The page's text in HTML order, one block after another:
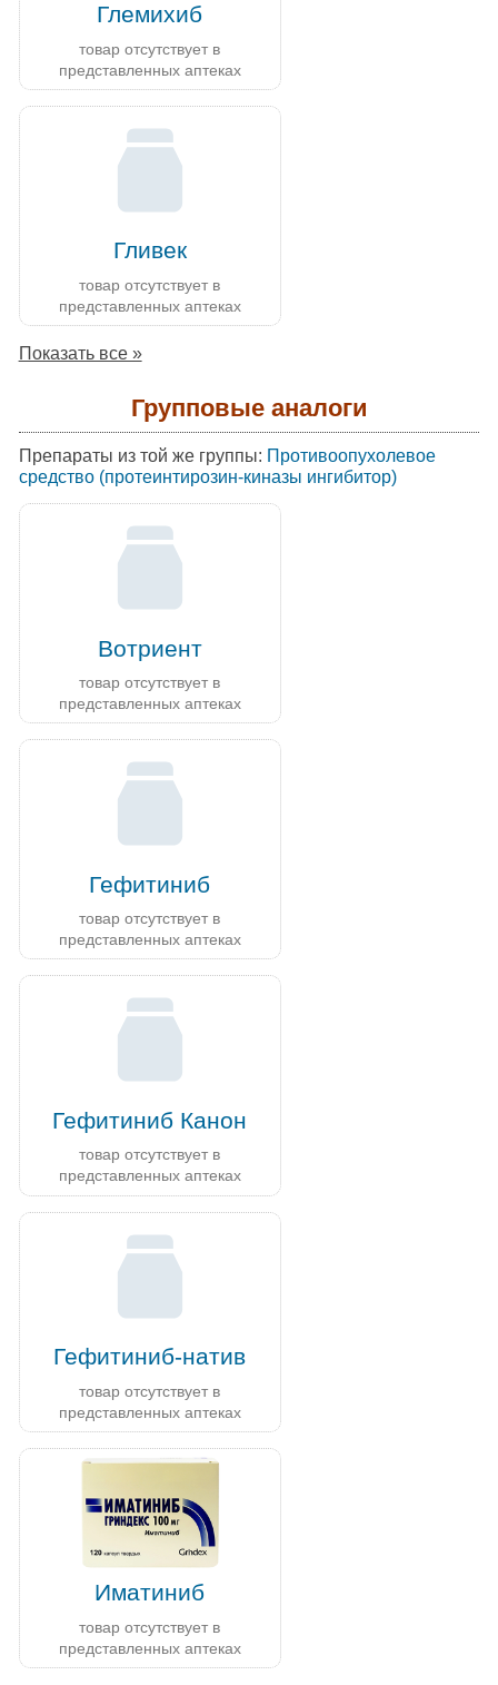
Глемихиб
товар отсутствует в
представленных аптеках
Гливек
товар отсутствует в
представленных аптеках
Показать все »
Групповые аналоги
Препараты из той же группы: Противоопухолевое
средство (протеинтирозин-киназы ингибитор)
Вотриент
товар отсутствует в
представленных аптеках
Гефитиниб
товар отсутствует в
представленных аптеках
Гефитиниб Канон
товар отсутствует в
представленных аптеках
Гефитиниб-натив
товар отсутствует в
представленных аптеках
Иматиниб
товар отсутствует в
представленных аптеках